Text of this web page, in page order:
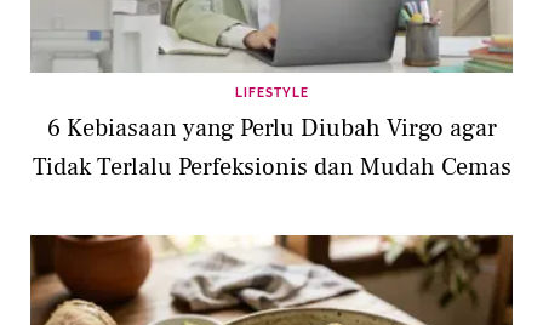
LIFESTYLE
6 Kebiasaan yang Perlu Diubah Virgo agar
Tidak Terlalu Perfeksionis dan Mudah Cemas